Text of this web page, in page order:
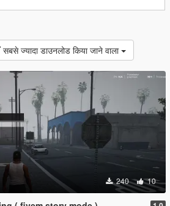
सबसे ज्यादा डाउनलोड किया जाने वाला
240 10